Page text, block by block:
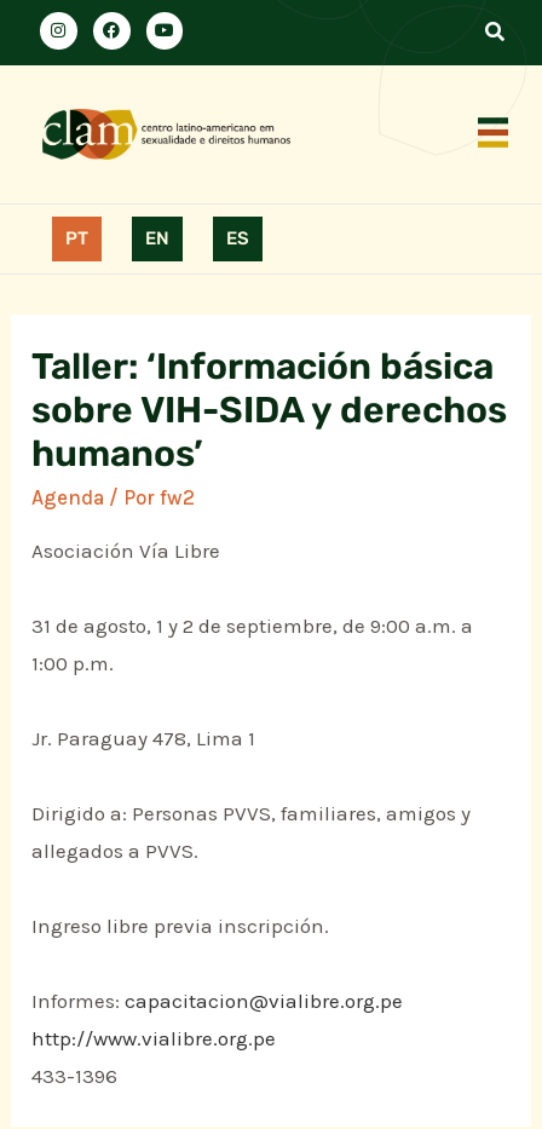
PT EN ES
Taller: ‘Información básica
sobre VIH-SIDA y derechos
humanos’
Agenda / Porfw2
Asociación Vía Libre
31 de agosto, 1 y 2 de septiembre, de 9:00 a.m. a
1:00 p.m.
Jr. Paraguay 478, Lima 1
Dirigido a: Personas PVVS, familiares, amigos y
allegados a PVVS.
Ingreso libre previa inscripción.
Informes:capacitacion@vialibre.org.pe
http://www.vialibre.org.pe
433-1396